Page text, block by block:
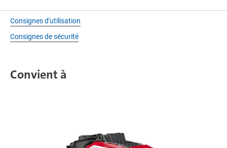
Consignes d'utilisation
Consignes de sécurité
Convient à